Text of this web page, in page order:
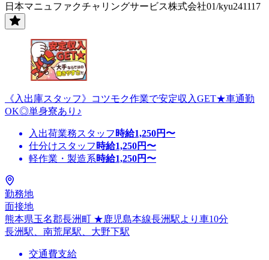
日本マニュファクチャリングサービス株式会社01/kyu241117
《入出庫スタッフ》コツモク作業で安定収入GET★車通勤
OK◎単身寮あり♪
入出荷業務スタッフ 時給1,250円〜
仕分けスタッフ 時給1,250円〜
軽作業・製造系時給1,250円〜
勤務地
面接地
熊本県玉名郡長洲町 ★鹿児島本線長洲駅より車10分
長洲駅、南荒尾駅、大野下駅
交通費支給